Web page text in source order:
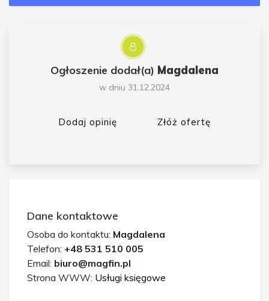
Ogłoszenie dodał(a) Magdalena
w dniu 31.12.2024
Dodaj opinię Złóż ofertę
Dane kontaktowe
Osoba do kontaktu: Magdalena
Telefon: +48 531 510 005
Email: biuro@magfin.pl
Strona WWW: Usługi księgowe